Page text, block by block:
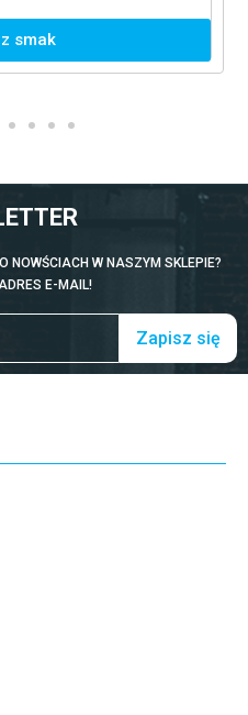
smak
NOWŚCIACH W NASZYM SKLEPIE?
E-MAIL!
Zapisz się